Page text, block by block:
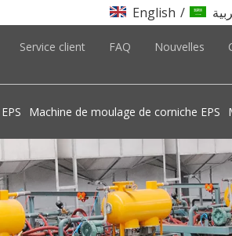
English /
Service client FAQ Nouvelles
Machine de moulage de corniche EPS